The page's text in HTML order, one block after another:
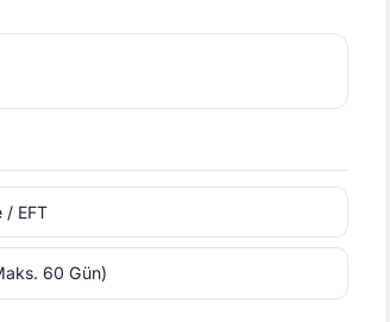
/ EFT
60 Gün)